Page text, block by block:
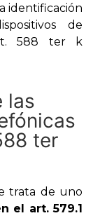
identificación
de
588 ter k
las
ter
trata de uno
el art. 579.1